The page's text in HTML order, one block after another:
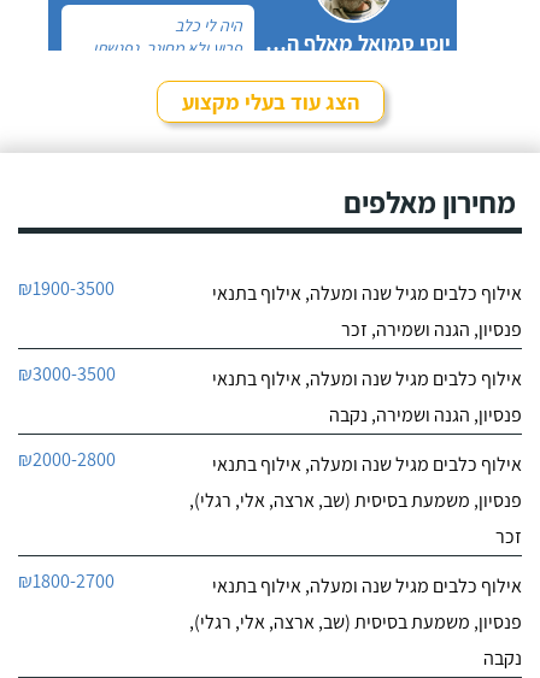
יוסי סמואל מאלף הכלבים
היה לי כלב
פרוע ולא מחונך. נפגשתי
שאת הכלב שלי אי אפשר
לאלף בשיעורים כי יש לוחייג עכשיו
מקום בטבע בגבעת עדה
יש לו גישה מצויינת לכלבים,
הלב, בכל הפעמים ששמתי
הייתי מאוד מרוצה, ליאור
הבעלים מצליח להעניק
לכלבים שהות נעימה בזמן
שהייתם בפנסיון, ניתן
בחום!
חייג עכשיו
הצג עוד בעלי מקצוע
מחירון מאלפים
אילוף כלבים מגיל שנה ומעלה, אילוף בתנאי
פנסיון, הגנה ושמירה, זכר
₪1900-3500
אילוף כלבים מגיל שנה ומעלה, אילוף בתנאי
פנסיון, הגנה ושמירה, נקבה
₪3000-3500
אילוף כלבים מגיל שנה ומעלה, אילוף בתנאי
פנסיון, משמעת בסיסית (שב, ארצה, אלי, רגלי),
זכר
₪2000-2800
אילוף כלבים מגיל שנה ומעלה, אילוף בתנאי
פנסיון, משמעת בסיסית (שב, ארצה, אלי, רגלי),
נקבה
₪1800-2700